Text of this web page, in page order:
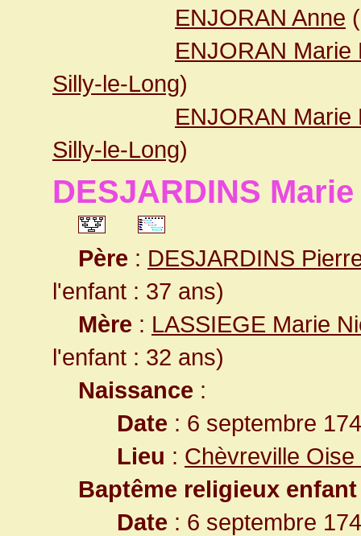
ENJORAN Anne
ENJORAN Marie
Silly-le-Long)
ENJORAN Marie
Silly-le-Long)
DESJARDINS
Père : DESJARDINS
l'enfant : 37 ans)
Mère : LASSIEGE Marie
l'enfant : 32 ans)
Naissance :
Date : 6 septembre
Lieu : Chèvreville
Baptême religieux enfant
Date : 6 septembre